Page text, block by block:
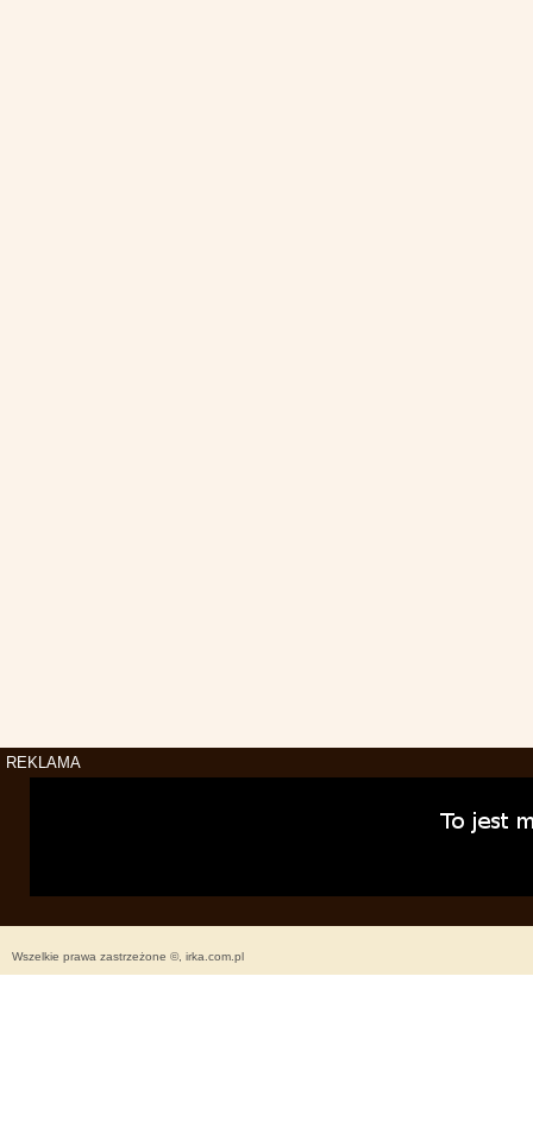
REKLAMA
Wszelkie prawa zastrzeżone ©, irka.com.pl